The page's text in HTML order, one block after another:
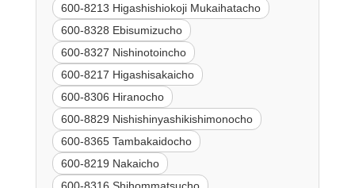
600-8213 Higashishiokoji Mukaihatacho
600-8328 Ebisumizucho
600-8327 Nishinotoincho
600-8217 Higashisakaicho
600-8306 Hiranocho
600-8829 Nishishinyashikishimonocho
600-8365 Tambakaidocho
600-8219 Nakaicho
600-8316 Shihommatsucho